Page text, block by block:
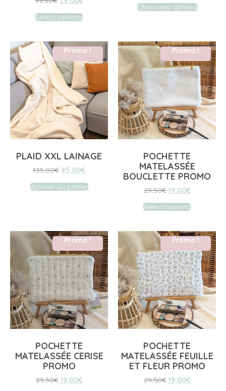
Select options
Choix des options
Promo !
PLAID XXL LAINAGE
135,00€ 95,00€
Ajouter au panier
Promo !
POCHETTE
MATELASSÉE
BOUCLETTE PROMO
29,50€ 19,00€
Select options
Promo !
POCHETTE
MATELASSÉE CERISE
PROMO
29,50€ 19,00€
Promo !
POCHETTE
MATELASSÉE FEUILLE
ET FLEUR PROMO
29,50€ 19,00€